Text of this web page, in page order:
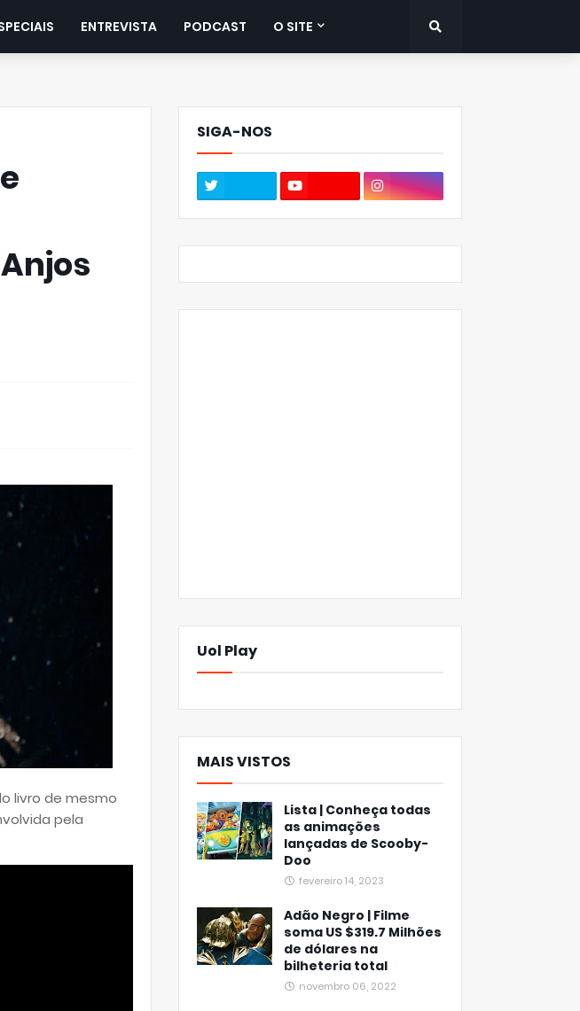
ENTREVISTA PODCAST O SITE
livro de mesmo
pela
SIGA-NOS
Uol Play
MAIS VISTOS
Lista | Conheça todas
as animações
lançadas de Scooby-
Doo
fevereiro 14, 2023
Adão Negro | Filme
soma US $319.7 Milhões
de dólares na
bilheteria total
novembro 06, 2022